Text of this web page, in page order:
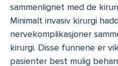
sammenlignet med de
Minimalt invasiv kirurgi
nervekomplikasjoner
kirurgi. Disse funnene er
pasienter best mulig